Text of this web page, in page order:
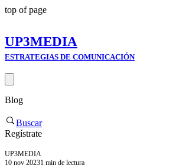
top of page
UP3MEDIA
ESTRATEGIAS DE COMUNICACIÓN
Blog
Buscar
Regístrate
UP3MEDIA
10 nov 20231 min de lectura